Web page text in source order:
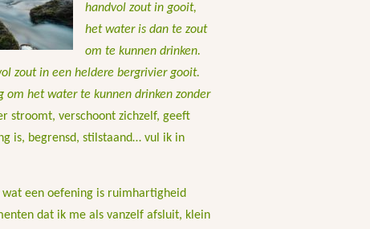
handvol zout in gooit,
het water is dan te zout
om te kunnen drinken.
zout in een heldere bergrivier gooit.
om het water te kunnen drinken zonder
stroomt, verschoont zichzelf, geeft
is, begrensd, stilstaand… vul ik in
wat een oefening is ruimhartigheid
dat ik me als vanzelf afsluit, klein